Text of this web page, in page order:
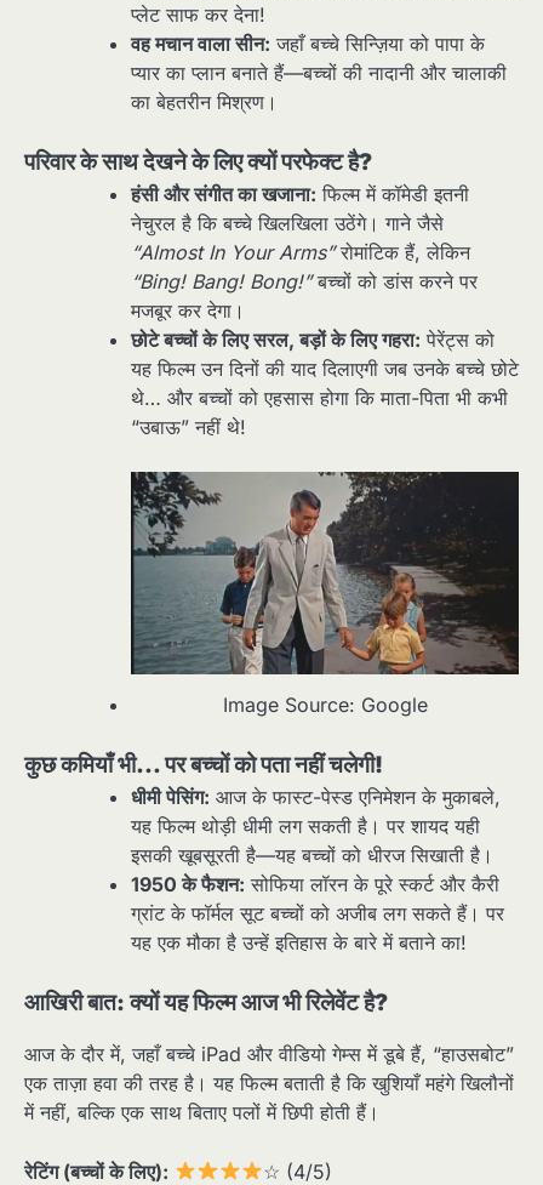
प्लेट साफ कर देना!
वह मचान वाला सीन: जहाँ बच्चे सिन्ज़िया को पापा के
प्यार का प्लान बनाते हैं—बच्चों की नादानी और चालाकी
का बेहतरीन मिश्रण।
परिवार के साथ देखने के लिए क्यों परफेक्ट है?
हंसी और संगीत का खजाना: फिल्म में कॉमेडी इतनी
नेचुरल है कि बच्चे खिलखिला उठेंगे। गाने जैसे
“Almost In Your Arms”रोमांटिक हैं, लेकिन
“Bing! Bang! Bong!”बच्चों को डांस करने पर
मजबूर कर देगा।
छोटे बच्चों के लिए सरल, बड़ों के लिए गहरा: पेरेंट्स को
यह फिल्म उन दिनों की याद दिलाएगी जब उनके बच्चे छोटे
थे… और बच्चों को एहसास होगा कि माता-पिता भी कभी
“उबाऊ” नहीं थे!
Image Source: Google
कुछ कमियाँ भी… पर बच्चों को पता नहीं चलेगी!
धीमी पेसिंग: आज के फास्ट-पेस्ड एनिमेशन के मुकाबले,
यह फिल्म थोड़ी धीमी लग सकती है। पर शायद यही
इसकी खूबसूरती है—यह बच्चों को धीरज सिखाती है।
1950 के फैशन: सोफिया लॉरन के पूरे स्कर्ट और कैरी
ग्रांट के फॉर्मल सूट बच्चों को अजीब लग सकते हैं। पर
यह एक मौका है उन्हें इतिहास के बारे में बताने का!
आखिरी बात: क्यों यह फिल्म आज भी रिलेवेंट है?
आज के दौर में, जहाँ बच्चे iPad और वीडियो गेम्स में डूबे हैं, “हाउसबोट”
एक ताज़ा हवा की तरह है। यह फिल्म बताती है कि खुशियाँ महंगे खिलौनों
में नहीं, बल्कि एक साथ बिताए पलों में छिपी होती हैं।
रेटिंग (बच्चों के लिए): ☆ (4/5)